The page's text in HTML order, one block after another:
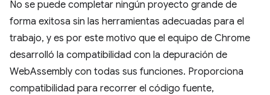
No se puede completar ningún proyecto grande de
forma exitosa sin las herramientas adecuadas para el
trabajo, y es por este motivo que el equipo de Chrome
desarrolló la compatibilidad con la depuración de
WebAssembly con todas sus funciones. Proporciona
compatibilidad para recorrer el código fuente,